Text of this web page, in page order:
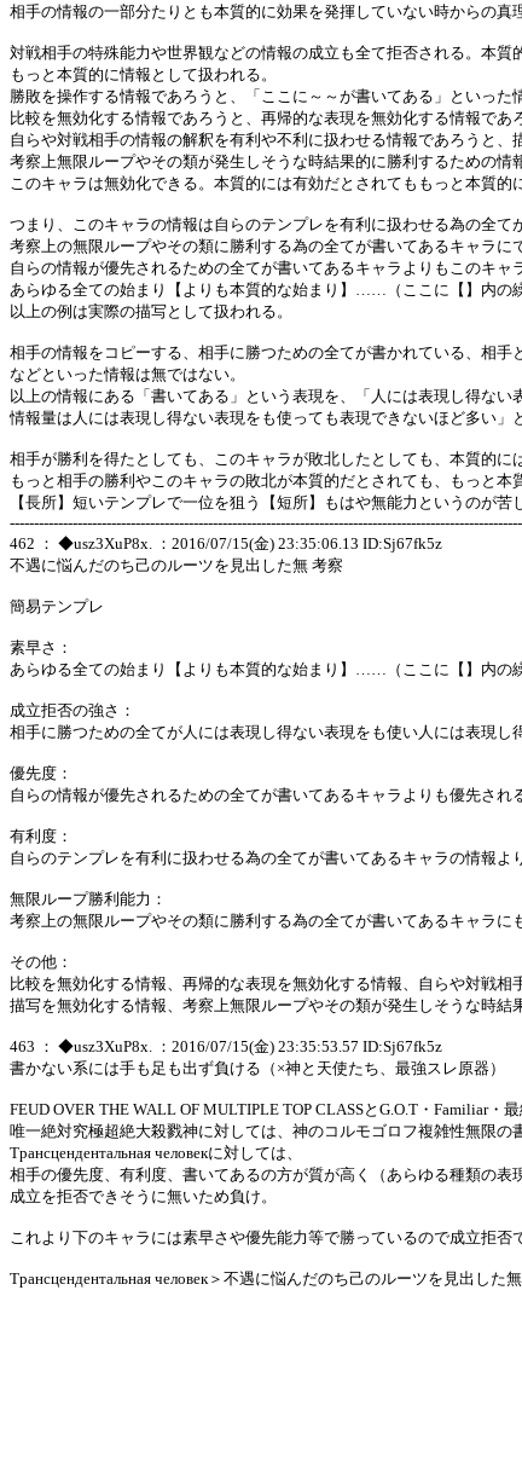
相手の情報の一部分たりとも本質的に効果を発揮していない時からの真
対戦相手の特殊能力や世界観などの情報の成立も全て拒否される。本質
もっと本質的に情報として扱われる。
勝敗を操作する情報であろうと、「ここに～～が書いてある」といった
比較を無効化する情報であろうと、再帰的な表現を無効化する情報であ
自らや対戦相手の情報の解釈を有利や不利に扱わせる情報であろうと、
考察上無限ループやその類が発生しそうな時結果的に勝利するための情
このキャラは無効化できる。本質的には有効だとされてももっと本質的
つまり、このキャラの情報は自らのテンプレを有利に扱わせる為の全て
考察上の無限ループやその類に勝利する為の全てが書いてあるキャラに
自らの情報が優先されるための全てが書いてあるキャラよりもこのキャ
あらゆる全ての始まり【よりも本質的な始まり】……（ここに【】内の
以上の例は実際の描写として扱われる。
相手の情報をコピーする、相手に勝つための全てが書かれている、相手
などといった情報は無ではない。
以上の情報にある「書いてある」という表現を、「人には表現し得ない
情報量は人には表現し得ない表現をも使っても表現できないほど多い」
相手が勝利を得たとしても、このキャラが敗北したとしても、本質的に
もっと相手の勝利やこのキャラの敗北が本質的だとされても、もっと本
【長所】短いテンプレで一位を狙う【短所】もはや無能力というのが苦
462 ： ◆usz3XuP8x. ：2016/07/15(金) 23:35:06.13 ID:Sj67fk5z
不遇に悩んだのち己のルーツを見出した無 考察
簡易テンプレ
素早さ：
あらゆる全ての始まり【よりも本質的な始まり】……（ここに【】内の
成立拒否の強さ：
相手に勝つための全てが人には表現し得ない表現をも使い人には表現
優先度：
自らの情報が優先されるための全てが書いてあるキャラよりも優先され
有利度：
自らのテンプレを有利に扱わせる為の全てが書いてあるキャラの情報よ
無限ループ勝利能力：
考察上の無限ループやその類に勝利する為の全てが書いてあるキャラに
その他：
比較を無効化する情報、再帰的な表現を無効化する情報、自らや対戦相
描写を無効化する情報、考察上無限ループやその類が発生しそうな時結
463 ： ◆usz3XuP8x. ：2016/07/15(金) 23:35:53.57 ID:Sj67fk5z
書かない系には手も足も出ず負ける（×神と天使たち、最強スレ原器）
FEUD OVER THE WALL OF MULTIPLE TOP CLASSとG.O.T・Familiar
唯一絶対究極超絶大殺戮神に対しては、神のコルモゴロフ複雑性無限の
Трансцендентальная человекに対しては、
相手の優先度、有利度、書いてあるの方が質が高く（あらゆる種類の表
成立を拒否できそうに無いため負け。
これより下のキャラには素早さや優先能力等で勝っているので成立拒否
Трансцендентальная человек＞不遇に悩んだのち己のルーツを見出した無